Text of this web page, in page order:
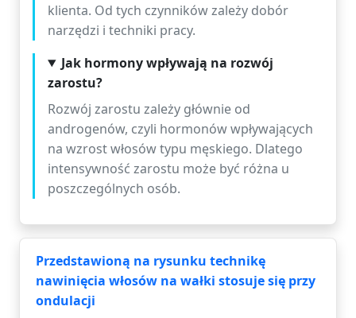
klienta. Od tych czynników zależy dobór
narzędzi i techniki pracy.
Jak hormony wpływają na rozwój
zarostu?
Rozwój zarostu zależy głównie od
androgenów, czyli hormonów wpływających
na wzrost włosów typu męskiego. Dlatego
intensywność zarostu może być różna u
poszczególnych osób.
Przedstawioną na rysunku technikę
nawinięcia włosów na wałki stosuje się przy
ondulacji